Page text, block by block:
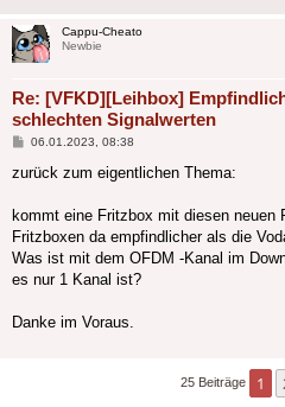
Cappu-Cheato
Newbie
Re: [VFKD][Leihbox]
schlechten Signalwerten
Beitrag
06.01.2023, 08:38
zurück zum eigentlichen Thema:
kommt eine Fritzbox mit diesen neuen
Fritzboxen da empfindlicher als die
Was ist mit dem OFDM -Kanal im
es nur 1 Kanal ist?
Danke im Voraus.
25 Beiträge 1